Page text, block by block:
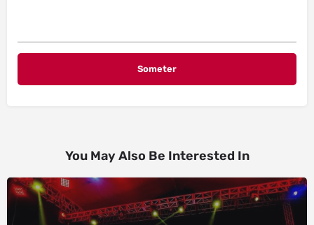
You May Also Be Interested In